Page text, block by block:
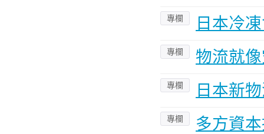
專欄 日本冷
專欄 物流就
專欄 日本新
專欄 多方資